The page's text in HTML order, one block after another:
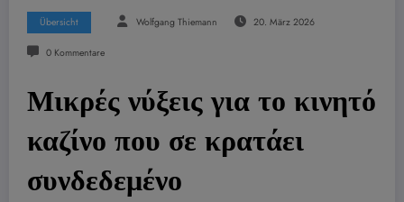
Übersicht Wolfgang Thiemann 20. März 2026
0 Kommentare
Μικρές νύξεις για το κινητό
καζίνο που σε κρατάει
συνδεδεμένο